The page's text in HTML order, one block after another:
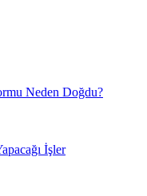
Neden Doğdu?
İşler